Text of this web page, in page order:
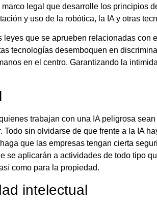
legal que desarrolle los principios
y uso de la robótica, la IA y otras
que se aprueben relacionadas con
tecnologías desemboquen en
en el centro. Garantizando la
trabajan con una IA peligrosa
sin olvidarse de que frente a la IA
que las empresas tengan cierta
se aplicarán a actividades de todo tipo
como para la propiedad.
intelectual